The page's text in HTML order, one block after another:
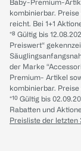
Baby-Premium-
kombinierbar.
reicht. Bei 1+1
*⁸ Gültig bis
Preiswert“
der Marke
Premium- Artikel
kombinierbar.
*¹⁰ Gültig bis
Rabatten und
Preisliste der letzten